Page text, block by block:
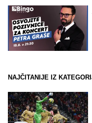
NAJČITANIJE IZ